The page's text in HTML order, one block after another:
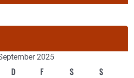
2025
D F S S